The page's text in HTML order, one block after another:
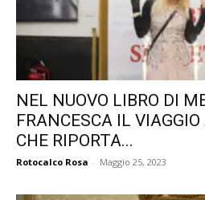
NEL NUOVO LIBRO DI
FRANCESCA IL
CHE RIPORTA...
Rotocalco Rosa - Maggio 25, 2023